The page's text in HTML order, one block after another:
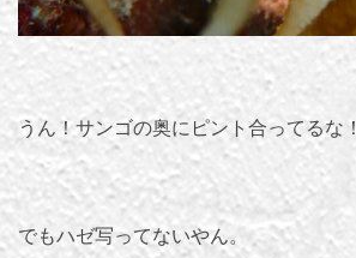
うん！サンゴの奥にピント合ってるな！
でもハゼ写ってないやん。